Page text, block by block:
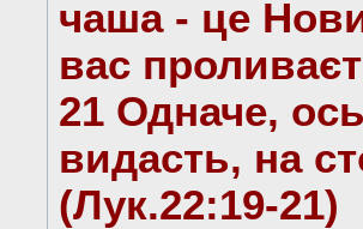
чаша - це
вас
21 Одначе,
видасть, на
(Лук.22:19-21)